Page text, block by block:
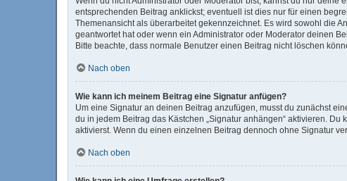
entsprechenden Beitrag anklickst; eventuell ist dies nur für einen
Themenansicht als überarbeitet gekennzeichnet. Es wird sowohl die
geantwortet hat oder wenn ein Administrator oder Moderator deinen
Bitte beachte, dass normale Benutzer einen Beitrag nicht löschen
Nach oben
Wie kann ich meinem Beitrag eine Signatur anfügen?
Um eine Signatur an deinen Beitrag anzufügen, musst du zunächst
du in jedem Beitrag das Kästchen „Signatur anhängen“ aktivieren.
aktivierst. Wenn du einen einzelnen Beitrag dennoch ohne Signatur
Nach oben